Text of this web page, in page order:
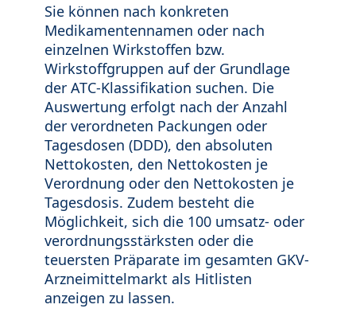
Sie können nach konkreten
Medikamentennamen oder nach
einzelnen Wirkstoffen bzw.
Wirkstoffgruppen auf der Grundlage
der ATC-Klassifikation suchen. Die
Auswertung erfolgt nach der Anzahl
der verordneten Packungen oder
Tagesdosen (DDD), den absoluten
Nettokosten, den Nettokosten je
Verordnung oder den Nettokosten je
Tagesdosis. Zudem besteht die
Möglichkeit, sich die 100 umsatz- oder
verordnungsstärksten oder die
teuersten Präparate im gesamten GKV-
Arzneimittelmarkt als Hitlisten
anzeigen zu lassen.